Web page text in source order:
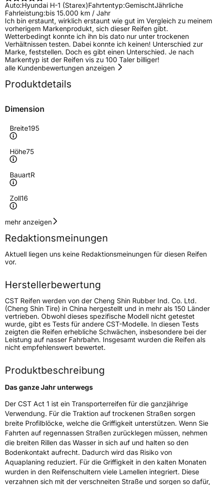
Auto:Hyundai H-1 (Starex)Fahrtentyp:GemischtJährliche
Fahrleistung:bis 15.000 km / Jahr
Ich bin erstaunt, wirklich erstaunt wie gut im Vergleich zu meinem
vorherigem Markenprodukt, sich dieser Reifen gibt.
Wetterbedingt konnte ich ihn bis dato nur unter trockenen
Verhältnissen testen. Dabei konnte ich keinen! Unterschied zur
Marke, feststellen. Doch es gibt einen Unterschied. Je nach
Markentyp ist der Reifen vis zu 100 Taler billiger!
alle Kundenbewertungen anzeigen
Produktdetails
Dimension
Breite195
Höhe75
BauartR
Zoll16
Geschwindigkeitsindex
Höchstgeschwindigkeit
180 km/h
Lastindex110/108
Höchstlast1060/1000 kg
Gewicht (in kg) 14,97 kg
Generelle Merkmale
FahrzeugtypTransporter
ModellnameVan Master All Season ACT1
FahrzeugartTransporter
Weitere Eigenschaften
SchlauchtypTL
ZustandNeureifen
mehr anzeigen
Redaktionsmeinungen
Aktuell liegen uns keine Redaktionsmeinungen für diesen Reifen
vor.
Herstellerbewertung
CST Reifen werden von der Cheng Shin Rubber Ind. Co. Ltd.
(Cheng Shin Tire) in China hergestellt und in mehr als 150 Länder
vertrieben. Obwohl dieses spezifische Modell nicht getestet
wurde, gibt es Tests für andere CST-Modelle. In diesen Tests
zeigten die Reifen erhebliche Schwächen, insbesondere bei der
Leistung auf nasser Fahrbahn. Insgesamt wurden die Reifen als
nicht empfehlenswert bewertet.
Produktbeschreibung
Das ganze Jahr unterwegs
Der CST Act 1 ist ein Transporterreifen für die ganzjährige
Verwendung. Für die Traktion auf trockenen Straßen sorgen
breite Profilblöcke, welche die Griffigkeit unterstützen. Wenn Sie
Fahrten auf regennassen Straßen zurücklegen müssen, nehmen
die breiten Rillen das Wasser in sich auf und halten so den
Bodenkontakt aufrecht. Dadurch wird das Risiko von
Aquaplaning reduziert. Für die Griffigkeit in den kalten Monaten
wurden in den Reifenschultern viele Lamellen integriert. Diese
verzahnen sich mit der verschneiten Straße und sorgen so dafür,